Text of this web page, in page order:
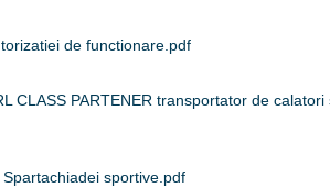
de functionare.pdf
CLASS PARTENER transportator de
sportive.pdf